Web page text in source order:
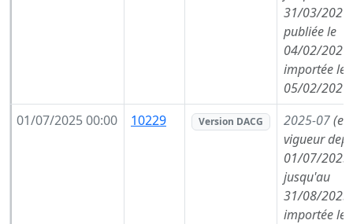
31/03/2026,
publiée le
04/02/2026,
importée le
05/02/2026)
01/07/2025 00:00
10229 Version DACG 2025-07(en
vigueur
01/07/2025,
jusqu'au
31/08/2025,
importée le